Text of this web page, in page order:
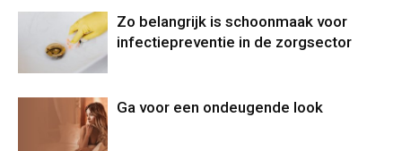
Zo belangrijk is schoonmaak voor
infectiepreventie in de zorgsector
Ga voor een ondeugende look